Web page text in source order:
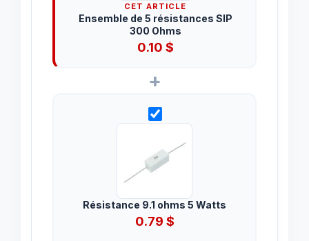
CET ARTICLE
Ensemble de 5 résistances SIP
300 Ohms
0.10 $
+
Résistance 9.1 ohms 5 Watts
0.79 $